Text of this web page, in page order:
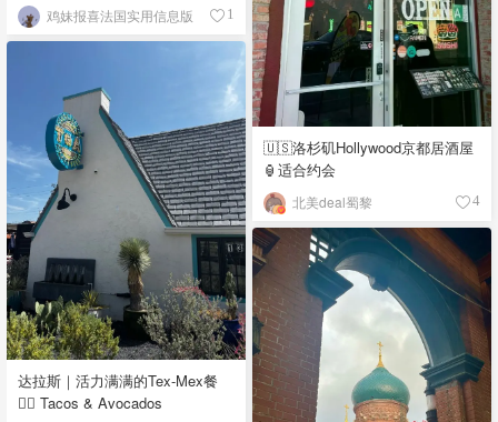
鸡妹报喜法国实用信息版 1
🇺🇸洛杉矶Hollywood京都居酒屋
🏮适合约会
北美deal蜀黎 4
达拉斯｜活力满满的Tex-Mex餐
👉🏼 Tacos & Avocados